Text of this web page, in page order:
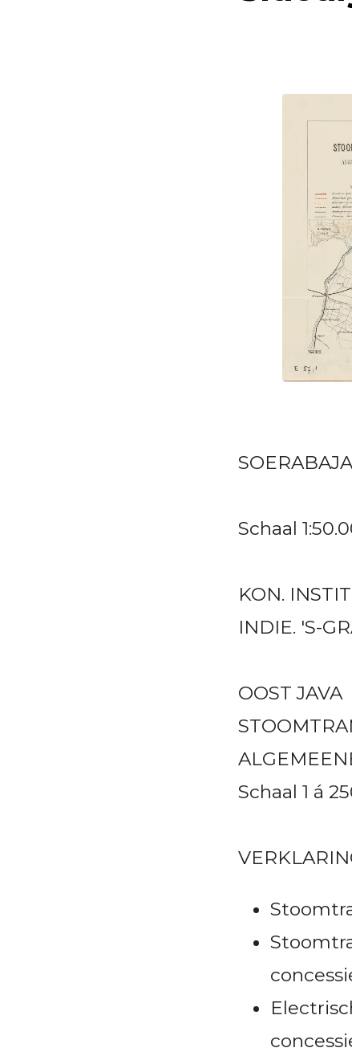
SOERABAJA
Schaal
KON.
INDIE. 'S-
OOST JAVA
Schaal 1 á